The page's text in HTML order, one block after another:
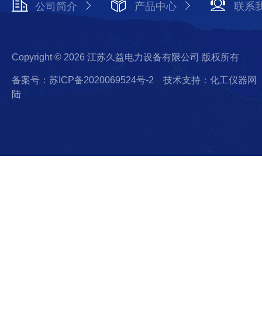
公司简介 产品中心 联系
Copyright © 2026 江苏久益电力设备有限公司 版权所有
备案号：苏ICP备2020069524号-2
技术支持：化工仪器网
陆